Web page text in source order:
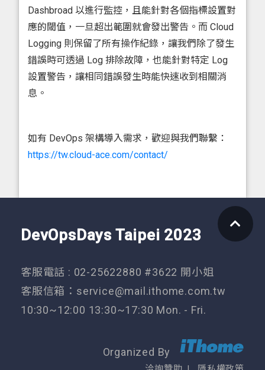
Dashbroad 以進行監控，且能針對各個指標設置對
應的閾值，一旦超出範圍就會發出警告。而 Cloud
Logging 則保留了所有操作紀錄，讓我們除了發生
錯誤時可透過 Log 排除故障，也能針對特定 Log
設置警告，讓相同錯誤發生時能快速收到相關消
息。
如有 DevOps 架構導入需求，歡迎與我們聯繫：
https://tw.cloud-ace.com/contact/
DevOpsDays Taipei 2023
客服電話 : 02-25622880 #3622 開小姐
客服信箱： service@mail.ithome.com.tw
10:30~12:00 13:30~17:30 Mon. - Fri.
Organized By